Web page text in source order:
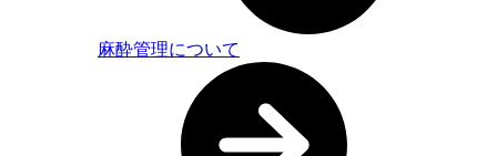
麻酔管理について